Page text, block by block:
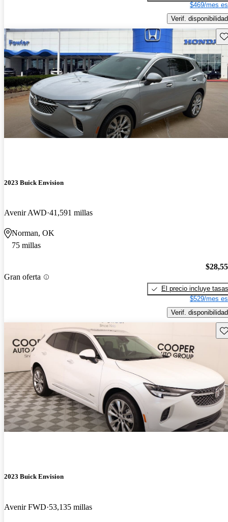
$469/mes
Verif. disponibilidad
2023 Buick Envision
Avenir AWD 41,591 millas
Norman, OK
75 millas
Gran oferta
El precio incluye tasas
$529/mes
Verif. disponibilidad
2023 Buick Envision
Avenir FWD 53,135 millas